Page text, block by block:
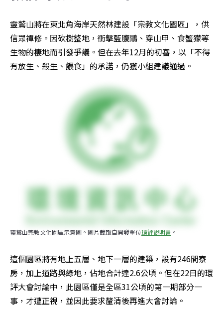
靈鷲山將在東北角海岸天然林建設「宗教文化園區」，供
信眾禪修。因砍樹整地，衝擊藍腹鷳、穿山甲、食蟹獴等
生物的棲地而引發爭議。但在去年12月的初審，以「不得
有放生、殺生、餵食」的承諾，仍獲小組建議通過。
靈鷲山宗教文化園區示意圖。圖片截取自開發單位環評說明書 。
這個園區將有地上五層、地下一層的建築，設有246間寮
房，加上道路與綠地，佔地合計達2.6公頃。但在22日的環
評大會討論中，此園區僅是全區31公頃的第一期部分一
事，才遭正視，並因此要求釐清後再進大會討論。